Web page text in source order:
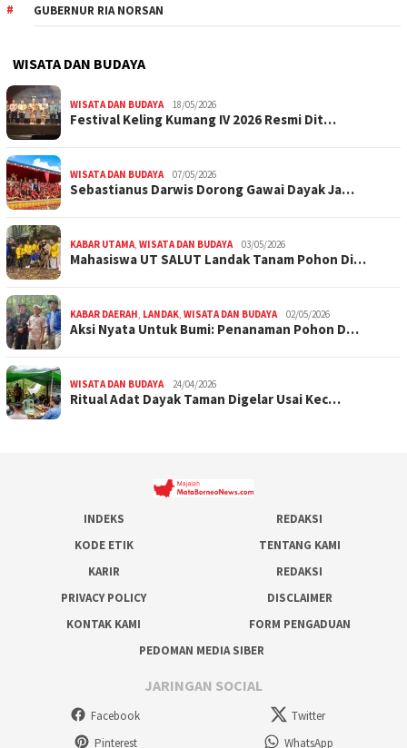
GUBERNUR RIA NORSAN
WISATA DAN BUDAYA
WISATA DAN BUDAYA 18/05/2026
Festival Keling Kumang IV 2026 Resmi Dit…
WISATA DAN BUDAYA 07/05/2026
Sebastianus Darwis Dorong Gawai Dayak Ja…
KABAR UTAMA, WISATA DAN BUDAYA 03/05/2026
Mahasiswa UT SALUT Landak Tanam Pohon Di…
KABAR DAERAH, LANDAK, WISATA DAN BUDAYA 02/05/2026
Aksi Nyata Untuk Bumi: Penanaman Pohon D…
WISATA DAN BUDAYA 24/04/2026
Ritual Adat Dayak Taman Digelar Usai Kec…
INDEKS
REDAKSI
KODE ETIK
TENTANG KAMI
KARIR
REDAKSI
PRIVACY POLICY
DISCLAIMER
KONTAK KAMI
FORM PENGADUAN
PEDOMAN MEDIA SIBER
JARINGAN SOCIAL
Facebook
Twitter
Pinterest
WhatsApp